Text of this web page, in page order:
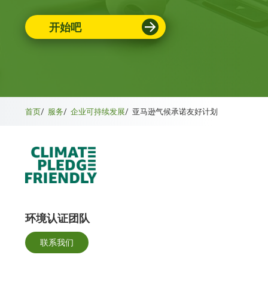
开始吧
首页/ 服务/ 企业可持续发展/ 亚马逊气候承诺友好计划
环境认证团队
联系我们